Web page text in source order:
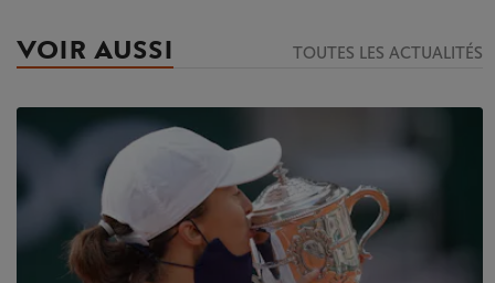
VOIR AUSSI TOUTES LES ACTUALITÉS